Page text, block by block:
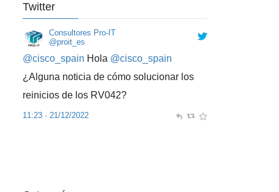
Twitter
Consultores Pro-IT
@proit_es
@cisco_spain Hola @cisco_spain
¿Alguna noticia de cómo solucionar los
reinicios de los RV042?
11:23 · 21/12/2022